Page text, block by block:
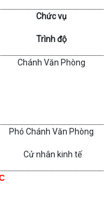
Chức vụ
Trình độ
Chánh Văn Phòng
Phó Chánh Văn Phòng
Cử nhân kinh tế